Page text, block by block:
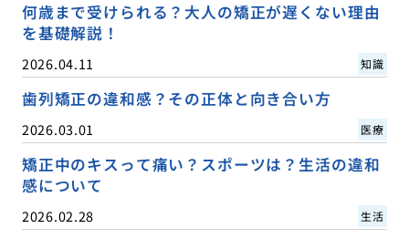
何歳まで受けられる？大人の矯正が遅くない理由
を基礎解説！
2026.04.11 知識
歯列矯正の違和感？その正体と向き合い方
2026.03.01 医療
矯正中のキスって痛い？スポーツは？生活の違和
感について
2026.02.28 生活